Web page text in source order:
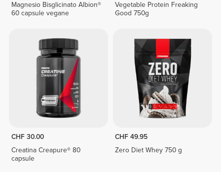
Magnesio Bisglicinato Albion®
60 capsule vegane
Vegetable Protein Freaking
Good 750g
CHF 30.00
Creatina Creapure® 80
capsule
CHF 49.95
Zero Diet Whey 750 g